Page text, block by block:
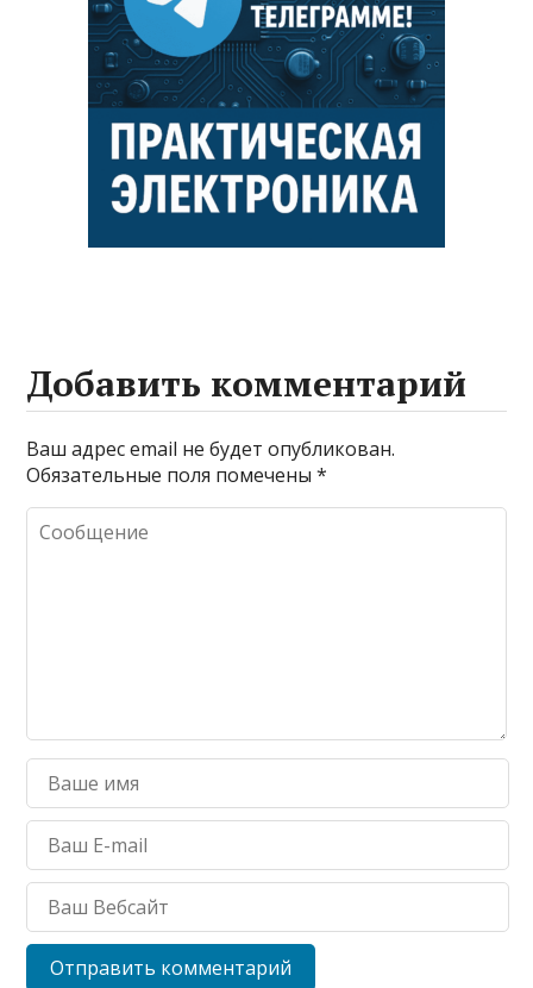
Добавить комментарий
Ваш адрес email не будет опубликован.
Обязательные поля помечены*